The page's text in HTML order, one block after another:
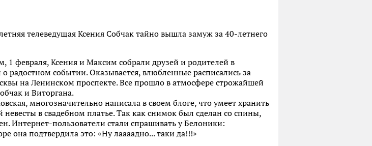
телеведущая Ксения Собчак тайно вышла замуж за 40-летнего
1 февраля, Ксения и Максим собрали друзей и родителей в
радостном событии. Оказывается, влюбленные расписались за
на Ленинском проспекте. Все прошло в атмосфере строжайшей
и Виторгана.
многозначительно написала в своем блоге, что умеет хранить
в свадебном платье. Так как снимок был сделан со спины,
Интернет-пользователи стали спрашивать у Белоники:
она подтвердила это: «Ну лаааадно... таки да!!!»